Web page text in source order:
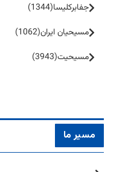
جفا‌بر‌کلیسا(1344)
مسیحیان ایران(1062)
مسیحیت(3943)
مسیر ما